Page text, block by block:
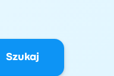
Szukaj